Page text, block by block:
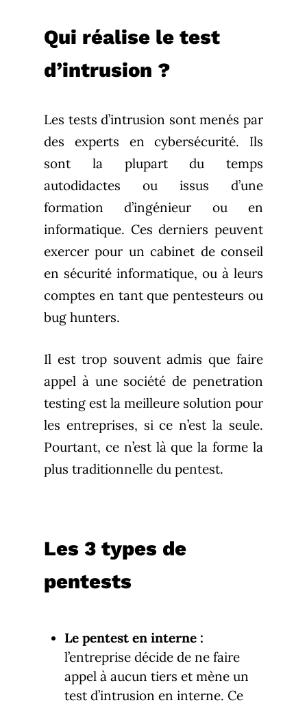
Qui réalise le test
d’intrusion ?
Les tests d’intrusion sont menés par
des experts en cybersécurité. Ils
sont la plupart du temps
autodidactes ou issus d’une
formation d’ingénieur ou en
informatique. Ces derniers peuvent
exercer pour un cabinet de conseil
en sécurité informatique, ou à leurs
comptes en tant que pentesteurs ou
bug hunters.
Il est trop souvent admis que faire
appel à une société de penetration
testing est la meilleure solution pour
les entreprises, si ce n’est la seule.
Pourtant, ce n’est là que la forme la
plus traditionnelle du pentest.
Les 3 types de
pentests
Le pentest en interne :
l’entreprise décide de ne faire
appel à aucun tiers et mène un
test d’intrusion en interne. Ce